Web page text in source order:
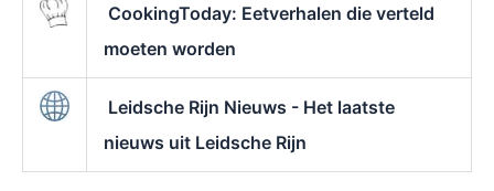
CookingToday: Eetverhalen die verteld
moeten worden
Leidsche Rijn Nieuws - Het laatste
nieuws uit Leidsche Rijn